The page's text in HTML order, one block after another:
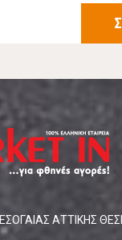
ΑΤΤΙΚΗΣ